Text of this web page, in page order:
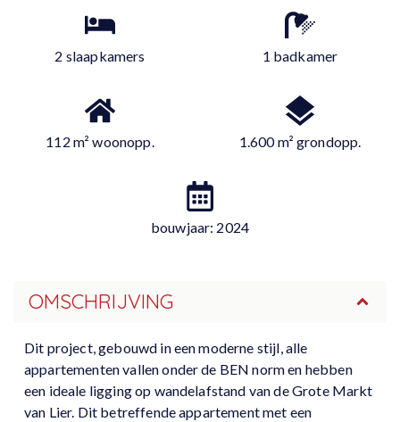
2 slaapkamers 1 badkamer
112 m² woonopp. 1.600 m² grondopp.
bouwjaar: 2024
OMSCHRIJVING
Dit project, gebouwd in een moderne stijl, alle
appartementen vallen onder de BEN norm en hebben
een ideale ligging op wandelafstand van de Grote Markt
van Lier. Dit betreffende appartement met een